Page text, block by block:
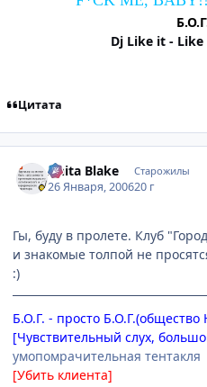
Dj Like it -
Цитата
Anita Blake Старожилы
26 Января, 200620 г
Гы, буду в пролете. Клуб
и знакомые толпой не
:)
Б.О.Г. - просто Б.О.Г.(общество
[Чувствительный слух,
умопомрачительная тентакля
[Убить клиента]